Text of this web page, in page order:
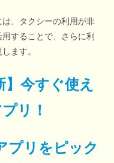
、タクシーの利用が非
することで、さらに利
ます。
】 今すぐ使え
リ！
プリをピック